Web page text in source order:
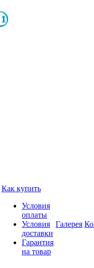
Как купить
Условия
оплаты
Условия
доставки
Гарантия
на товар
Галерея